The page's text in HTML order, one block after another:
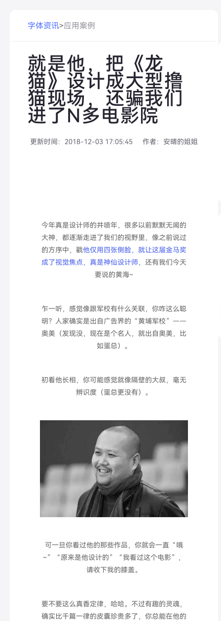
字体资讯>应用案例
就是他，把《龙
猫》设计成大型撸
猫现场，还骗我们
进了N多电影院
更新时间： 2018-12-03 17:05:45 作者： 安晴的姐姐
今年真是设计师的井喷年，很多以前默默无闻的
大神，都逐渐走进了我们的视野里，像之前说过
的方序中，戳他仅用四张侧脸，就让这届金马奖
成了视觉焦点，真是神仙设计师，还有我们今天
要说的黄海~
乍一听，感觉像跟军校有什么关联，你咋这么聪
明？人家确实是出自广告界的“黄埔军校”——
奥美（发现没，现在是个名人，就出自奥美，比
如蛋总）。
初看他长相，你可能感觉就像隔壁的大叔，毫无
辨识度（蛋总更没有）。
可一旦你看过他的那些作品，你就会一直“哦
~”“原来是他设计的”“我看过这个电影”，
请收下我的膝盖。
要不要这么真香定律，哈哈。不过有趣的灵魂，
确实比千篇一律的皮囊珍贵多了，你总能在他的